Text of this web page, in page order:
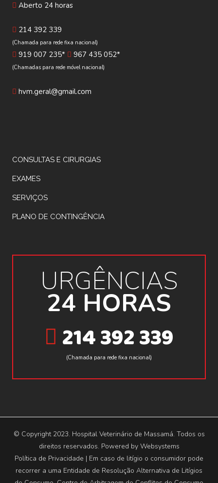
Aberto 24 horas
214 392 339
(Chamada para rede fixa nacional)
919 007 235* 967 435 052*
(Chamadas para rede móvel nacional)
hvm.geral@gmail.com
CONSULTAS E CIRURGIAS
EXAMES
SERVIÇOS
PLANO DE CONTINGÊNCIA
URGÊNCIAS
24 HORAS
214 392 339
(Chamada para rede fixa nacional)
© Copyright 2023. Hospital Veterinário de Massamá. Todos os
direitos reservados. Powered by Websystems
Política de Privacidade | Em caso de litígio o consumidor pode
recorrer a uma Entidade de Resolução Alternativa de Litígios